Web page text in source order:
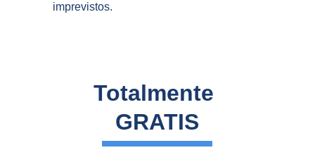
imprevistos.
Totalmente
GRATIS